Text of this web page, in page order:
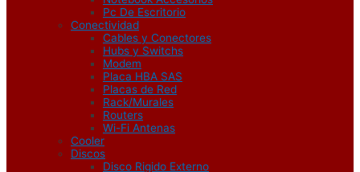
Pc De Escritorio
Conectividad
Cables y Conectores
Hubs y Switchs
Modem
Placa HBA SAS
Placas de Red
Rack/Murales
Routers
Wi-Fi Antenas
Cooler
Discos
Disco Rigido Externo